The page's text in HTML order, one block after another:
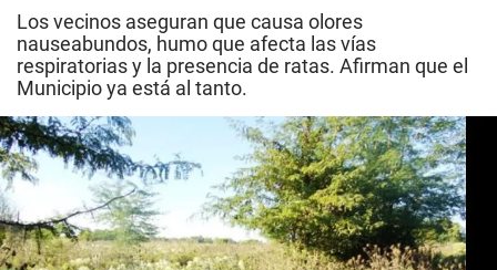
Los vecinos aseguran que causa olores
nauseabundos, humo que afecta las vías
respiratorias y la presencia de ratas. Afirman que el
Municipio ya está al tanto.